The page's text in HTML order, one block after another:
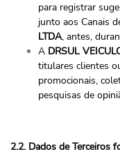
para registrar
junto aos Canais
LTDA, antes,
A DRSUL
titulares clientes
promocionais,
pesquisas de
2.2. Dados de Terceiros